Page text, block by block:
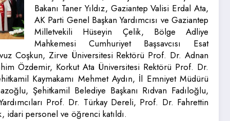
Bakanı Taner Yıldız, Gaziantep Valisi Erdal Ata,
AK Parti Genel Başkan Yardımcısı ve Gaziantep
Milletvekili Hüseyin Çelik, Bölge Adliye
Mahkemesi Cumhuriyet Başsavcısı Esat
Coşkun, Zirve Üniversitesi Rektörü Prof. Dr. Adnan
Özdemir, Korkut Ata Üniversitesi Rektörü Prof. Dr.
Kaymakamı Mehmet Aydın, İl Emniyet Müdürü
Şehitkamil Belediye Başkanı Rıdvan Fadıloğlu,
Prof. Dr. Türkay Dereli, Prof. Dr. Fahrettin
idari personel ve öğrenci katıldı.